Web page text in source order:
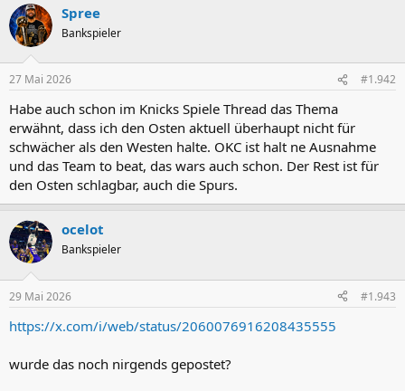
Spree
Bankspieler
27 Mai 2026 #1.942
Habe auch schon im Knicks Spiele Thread das Thema
erwähnt, dass ich den Osten aktuell überhaupt nicht für
schwächer als den Westen halte. OKC ist halt ne Ausnahme
und das Team to beat, das wars auch schon. Der Rest ist für
den Osten schlagbar, auch die Spurs.
ocelot
Bankspieler
29 Mai 2026 #1.943
https://x.com/i/web/status/2060076916208435555
wurde das noch nirgends gepostet?